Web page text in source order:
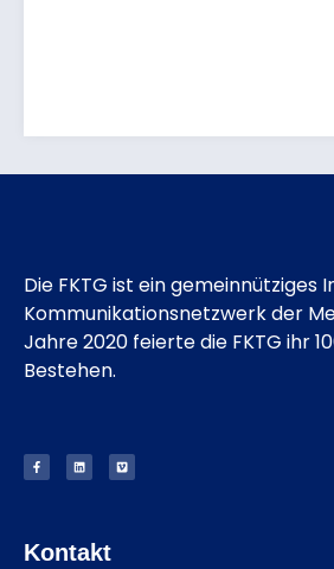
Die FKTG ist ein
Kommunikationsnetzwerk der
Jahre 2020 feierte die FKTG ihr
Bestehen.
Kontakt